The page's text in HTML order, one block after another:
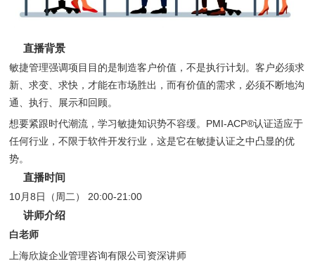
直播背景
敏捷管理强调项目目的是制造客户价值，不是执行计划。客户必须求
新、求变、求快，才能在市场胜出，而有价值的需求，必须不断地沟
通、执行、展示和回顾。
想要紧跟时代潮流，学习敏捷知识势不容缓。PMI-ACP®认证适应于
任何行业，不限于软件开发行业，这是它在敏捷认证之中凸显的优
势。
直播时间
10月8日（周二） 20:00-21:00
讲师介绍
白老师
上海欣旋企业管理咨询有限公司资深讲师